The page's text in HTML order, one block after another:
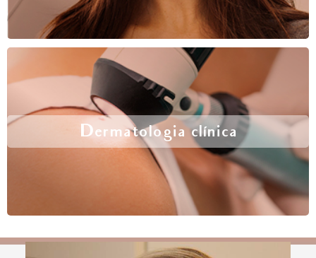
Dermatologia clínica